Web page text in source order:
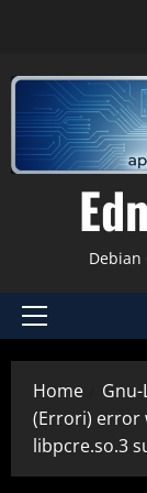
Debian
Menu
Home
(Errori) error
libpcre.so.3